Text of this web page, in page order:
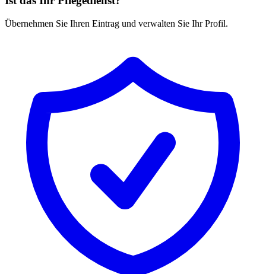
Übernehmen Sie Ihren Eintrag und verwalten Sie Ihr Profil.